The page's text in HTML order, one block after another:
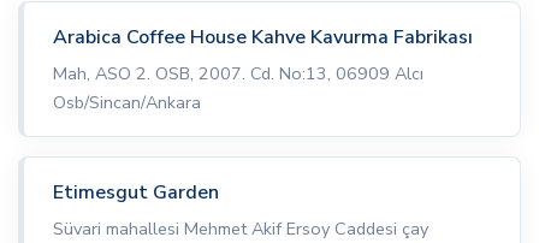
Arabica Coffee House Kahve Kavurma Fabrikası
Mah, ASO 2. OSB, 2007. Cd. No:13, 06909 Alcı
Osb/Sincan/Ankara
Etimesgut Garden
Süvari mahallesi Mehmet Akif Ersoy Caddesi çay